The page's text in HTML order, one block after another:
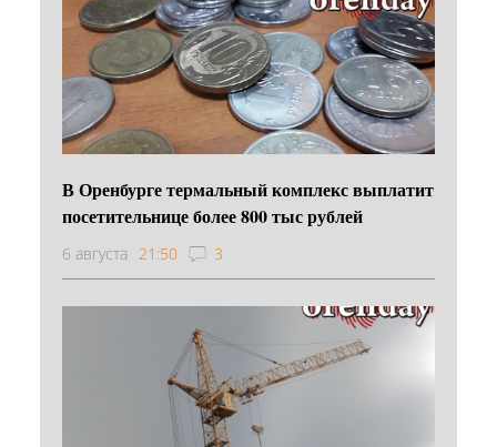
В Оренбурге термальный комплекс выплатит
посетительнице более 800 тыс рублей
6 августа 21:50 3